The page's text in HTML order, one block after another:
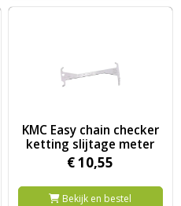
KMC Easy chain checker
ketting slijtage meter
€10,55
Bekijk en bestel